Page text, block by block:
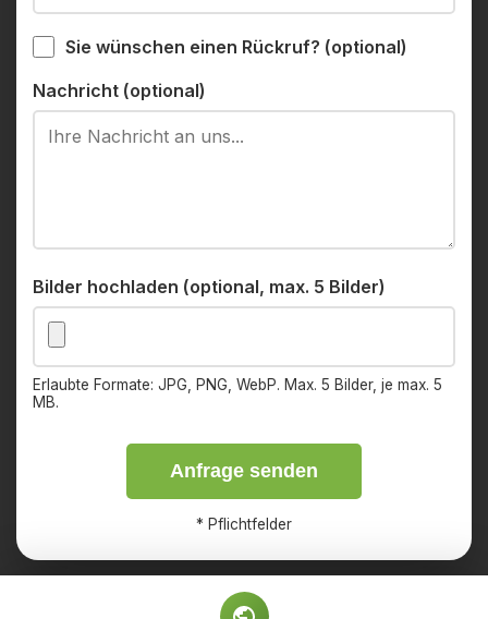
Sie wünschen einen Rückruf? (optional)
Nachricht (optional)
Bilder hochladen (optional, max. 5 Bilder)
Erlaubte Formate: JPG, PNG, WebP. Max. 5 Bilder, je max. 5
MB.
Anfrage senden
* Pflichtfelder